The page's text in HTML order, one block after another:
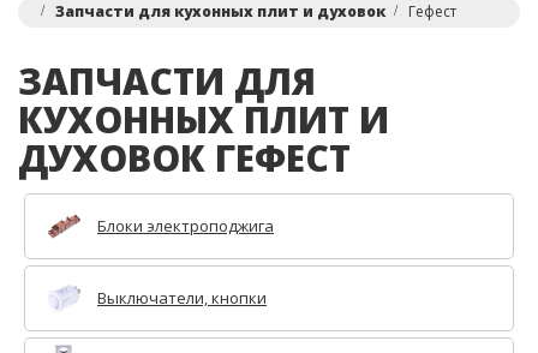
Запчасти для кухонных плит и духовок Гефест
ЗАПЧАСТИ ДЛЯ
КУХОННЫХ ПЛИТ И
ДУХОВОК ГЕФЕСТ
Блоки электроподжига
Выключатели, кнопки